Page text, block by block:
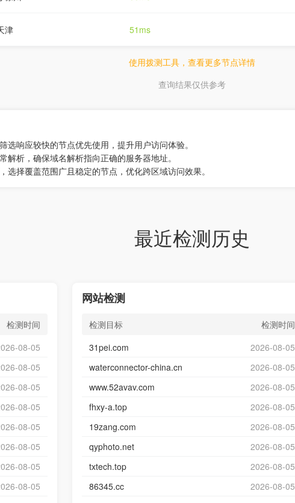
津 51ms
使用拨测工具，查看更多节点详情
查询结果仅供参考
响应较快的节点优先使用，提升用户访问体验。
析，确保域名解析指向正确的服务器地址。
择覆盖范围广且稳定的节点，优化跨区域访问效果。
最近检测历史
检测时间
08-05
08-05
08-05
08-05
08-05
08-05
08-05
08-05
网站检测
检测目标
检测时间
31pei.com
2026-08-05
waterconnector-china.cn
2026-08-05
www.52avav.com
2026-08-05
fhxy-a.top
2026-08-05
19zang.com
2026-08-05
qyphoto.net
2026-08-05
txtech.top
2026-08-05
86345.cc
2026-08-05